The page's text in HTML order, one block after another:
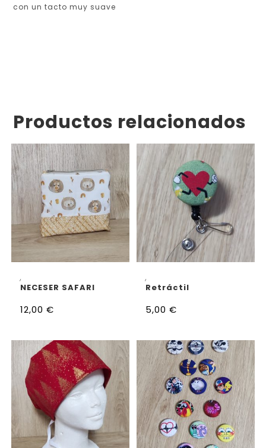
con un tacto muy suave
Productos relacionados
,
NECESER SAFARI
12,00 €
,
Retráctil
5,00€